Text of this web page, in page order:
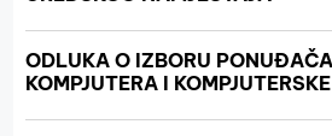
ODLUKA O IZBORU
KOMPJUTERA I